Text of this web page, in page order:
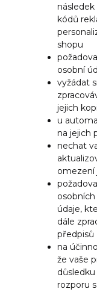
kódů
shopu
osobní
vyžádat
jejich
u
na jejich
nechat
omezení
údaje,
dále
předpisů
na
že vaše
rozporu